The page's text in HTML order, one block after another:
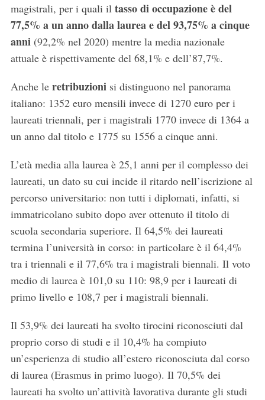
magistrali, per i quali il tasso di occupazione è del
77,5% a un anno dalla laurea e del 93,75% a cinque
anni(92,2% nel 2020) mentre la media nazionale
attuale è rispettivamente del 68,1% e dell’87,7%.
Anche le retribuzionisi distinguono nel panorama
italiano: 1352 euro mensili invece di 1270 euro per i
laureati triennali, per i magistrali 1770 invece di 1364 a
un anno dal titolo e 1775 su 1556 a cinque anni.
L’età media alla laurea è 25,1 anni per il complesso dei
laureati, un dato su cui incide il ritardo nell’iscrizione al
percorso universitario: non tutti i diplomati, infatti, si
immatricolano subito dopo aver ottenuto il titolo di
scuola secondaria superiore. Il 64,5% dei laureati
termina l’università in corso: in particolare è il 64,4%
tra i triennali e il 77,6% tra i magistrali biennali. Il voto
medio di laurea è 101,0 su 110: 98,9 per i laureati di
primo livello e 108,7 per i magistrali biennali.
Il 53,9% dei laureati ha svolto tirocini riconosciuti dal
proprio corso di studi e il 10,4% ha compiuto
un’esperienza di studio all’estero riconosciuta dal corso
di laurea (Erasmus in primo luogo). Il 70,5% dei
laureati ha svolto un’attività lavorativa durante gli studi
e
a
r
h
f